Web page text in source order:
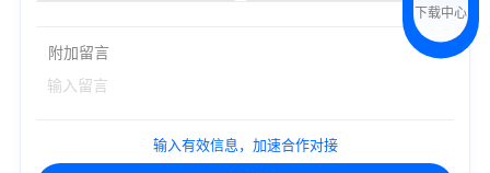
附加留言
输入有效信息，加速合作对接
下载中心